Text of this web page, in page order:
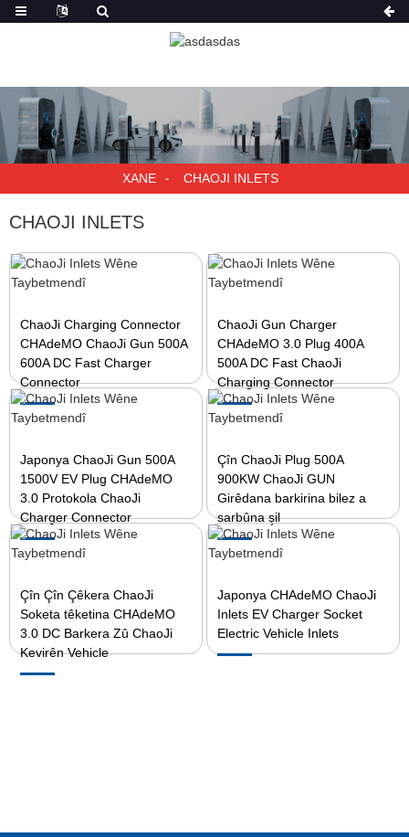
XANE CHAOJI INLETS
CHAOJI INLETS
ChaoJi Charging Connector
CHAdeMO ChaoJi Gun 500A
600A DC Fast Charger
Connector
ChaoJi Gun Charger
CHAdeMO 3.0 Plug 400A
500A DC Fast ChaoJi
Charging Connector
Japonya ChaoJi Gun 500A
1500V EV Plug CHAdeMO
3.0 Protokola ChaoJi
Charger Connector
Çîn ChaoJi Plug 500A
900KW ChaoJi GUN
Girêdana barkirina bilez a
sarbûna şil
Çîn Çîn Çêkera ChaoJi
Soketa têketina CHAdeMO
3.0 DC Barkera Zû ChaoJi
Kevirên Vehicle
Japonya CHAdeMO ChaoJi
Inlets EV Charger Socket
Electric Vehicle Inlets